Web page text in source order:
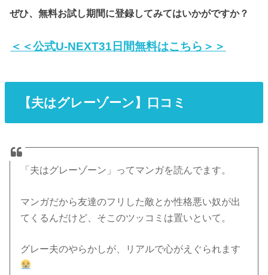
ぜひ、無料お試し期間に登録してみてはいかがですか？
＜＜公式U-NEXT31日間無料はこちら＞＞
【夫はグレーゾーン】口コミ
「夫はグレーゾーン」ってマンガを読んでます。
マンガだから友達のフリした敵とか性格悪い奴が出
てくるんだけど、そこのツッコミは置いといて。
グレー夫のやらかしが、リアルで心がえぐられます